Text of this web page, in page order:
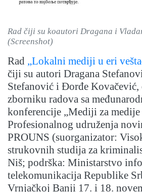
Rad čiji su koautori Dragana i
(Screenshot)
Rad „Lokalni mediji u eri
čiji su autori Dragana
Stefanović i Đorđe
zborniku radova sa
konferencije „Mediji za medije
Profesionalnog udruženja
PROUNS (suorganizator:
strukovnih studija za
Niš; podrška: Ministarstvo
telekomunikacija Republike
Vrnjačkoj Banji 17. i 18.